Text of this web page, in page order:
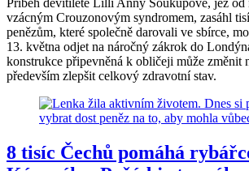
Příběh devítileté Lilli Anny Soukupové, jež od
vzácným Crouzonovým syndromem, zasáhl
penězům, které společně darovali ve sbírce,
13. května odjet na náročný zákrok do
konstrukce připevněná k obličeji může změnit
především zlepšit celkový zdravotní stav.
8 tisíc Čechů pomáhá